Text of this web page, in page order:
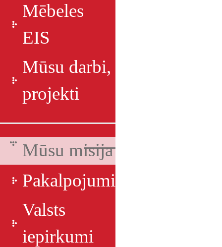
Mēbeles
EIS
Mūsu darbi,
projekti
Mūsu misija
Pakalpojumi
Valsts
iepirkumi